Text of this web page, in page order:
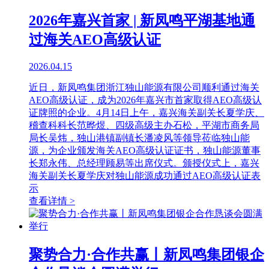
2026年嘉兴首家 | 新凤鸣平湖基地通
过海关AEO高级认证
2026.04.15
近日，新凤鸣集团浙江独山能源有限公司顺利通过海关
AEO高级认证，成为2026年嘉兴市首家取得AEO高级认
证牌照的企业。4月14日上午，嘉兴海关副关长夏学庆、
稽查科科长范晔煜、四级高级主办石松，平湖市商务局
局长吴炜，独山港镇副镇长潘凌风等领导莅临独山能
源，为企业颁发海关AEO高级认证证书，独山能源董事
长郑永伟、总经理顾易等出席仪式。颁授仪式上，嘉兴
海关副关长夏学庆对独山能源成功通过AEO高级认证表
示
查看详情 >
聚势合力·合作共赢丨新凤鸣集团银企